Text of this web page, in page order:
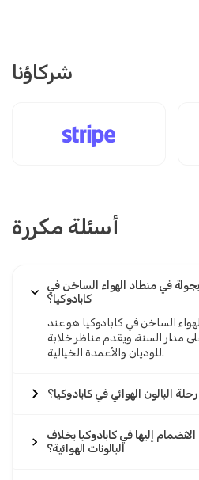
شركاؤنا
أسئلة مكررة
في منطاد الهواء الساخن في
كابادوكيا؟
الساخن في كابادوكيا هو عند
مدار السنة، ويقدم مناظر خلابة
للوديان والأعمدة الخيالية.
البالون الهوائي في كابادوكيا؟
إليها في كابادوكيا بخلاف
البالونات الهوائية؟